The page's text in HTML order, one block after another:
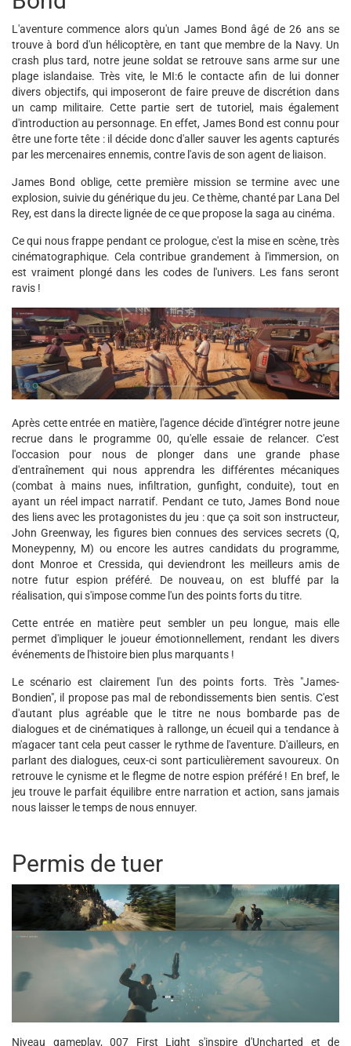
L'aventure commence alors qu'un James Bond âgé de 26 ans se
trouve à bord d'un hélicoptère, en tant que membre de la Navy. Un
crash plus tard, notre jeune soldat se retrouve sans arme sur une
plage islandaise. Très vite, le MI:6 le contacte afin de lui donner
divers objectifs, qui imposeront de faire preuve de discrétion dans
un camp militaire. Cette partie sert de tutoriel, mais également
d'introduction au personnage. En effet, James Bond est connu pour
être une forte tête : il décide donc d'aller sauver les agents capturés
par les mercenaires ennemis, contre l'avis de son agent de liaison.
James Bond oblige, cette première mission se termine avec une
explosion, suivie du générique du jeu. Ce thème, chanté par Lana Del
Rey, est dans la directe lignée de ce que propose la saga au cinéma.
Ce qui nous frappe pendant ce prologue, c'est la mise en scène, très
cinématographique. Cela contribue grandement à l'immersion, on
est vraiment plongé dans les codes de l'univers. Les fans seront
ravis !
Après cette entrée en matière, l'agence décide d'intégrer notre jeune
recrue dans le programme 00, qu'elle essaie de relancer. C'est
l'occasion pour nous de plonger dans une grande phase
d'entraînement qui nous apprendra les différentes mécaniques
(combat à mains nues, infiltration, gunfight, conduite), tout en
ayant un réel impact narratif. Pendant ce tuto, James Bond noue
des liens avec les protagonistes du jeu : que ça soit son instructeur,
John Greenway, les figures bien connues des services secrets (Q,
Moneypenny, M) ou encore les autres candidats du programme,
dont Monroe et Cressida, qui deviendront les meilleurs amis de
notre futur espion préféré. De nouveau, on est bluffé par la
réalisation, qui s'impose comme l'un des points forts du titre.
Cette entrée en matière peut sembler un peu longue, mais elle
permet d'impliquer le joueur émotionnellement, rendant les divers
événements de l'histoire bien plus marquants !
Le scénario est clairement l'un des points forts. Très "James-
Bondien", il propose pas mal de rebondissements bien sentis. C'est
d'autant plus agréable que le titre ne nous bombarde pas de
dialogues et de cinématiques à rallonge, un écueil qui a tendance à
m'agacer tant cela peut casser le rythme de l'aventure. D'ailleurs, en
parlant des dialogues, ceux-ci sont particulièrement savoureux. On
retrouve le cynisme et le flegme de notre espion préféré ! En bref, le
jeu trouve le parfait équilibre entre narration et action, sans jamais
nous laisser le temps de nous ennuyer.
Permis de tuer
Niveau gameplay, 007 First Light s'inspire d'Uncharted et de